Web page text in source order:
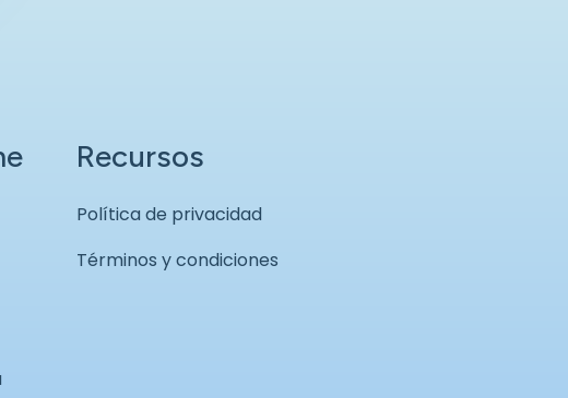
Recursos
Política de privacidad
Términos y condiciones